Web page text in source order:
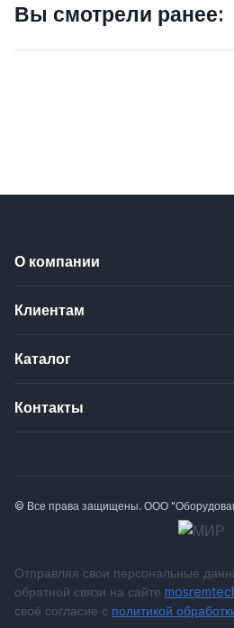
Вы смотрели ранее:
О компании
Клиентам
Каталог
Контакты
© Все права защищены. ООО
Отправляя свои персональные
обратной связи на сайте
своё согласие с политикой